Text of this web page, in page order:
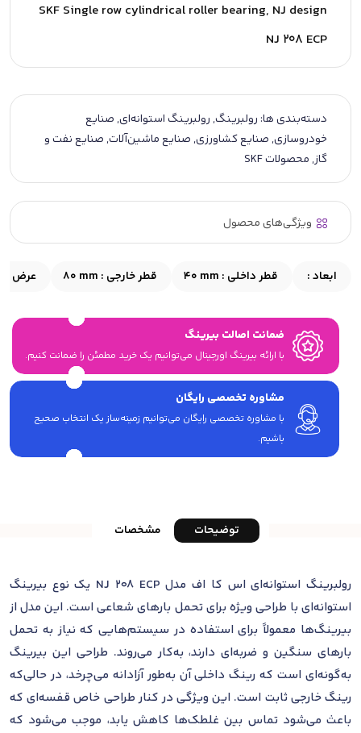
SKF Single row cylindrical roller bearing, NJ design
NJ 208 ECP
دسته‌بندی ها: رولبرینگ,رولبرینگ استوانه‌ای,صنایع
خودروسازی,صنایع کشاورزی,صنایع ماشین‌آلات,صنایع نفت و
گاز,محصولات SKF
ویژگی‌های محصول
ابعاد : قطر داخلی : 40 mm قطر خارجی : 80 mm عرض :
ضمانت اصالت بیرینگ
با ارائه بیرینگ اورجینال می‎‌توانیم یک خرید مطمئن را ضمانت کنیم.
مشاوره تخصصی رایگان
با مشاوره تخصصی رایگان می‌توانیم زمینه‌ساز یک انتخاب صحیح
باشیم.
توضیحات مشخصات
رولبرینگ استوانه‌ای اس کا اف مدل NJ 208 ECP یک نوع بیرینگ
استوانه‌ای با طراحی ویژه برای تحمل بارهای شعاعی است. این مدل از
بیرینگ‌ها معمولاً برای استفاده در سیستم‌هایی که نیاز به تحمل
بارهای سنگین و ضربه‌ای دارند، به‌کار می‌روند. طراحی این بیرینگ
به‌گونه‌ای است که رینگ داخلی آن به‌طور آزادانه می‌چرخد، در حالی‌که
رینگ خارجی ثابت است. این ویژگی در کنار طراحی خاص قفسه‌ای که
باعث می‌شود تماس بین غلطک‌ها کاهش یابد، موجب می‌شود که